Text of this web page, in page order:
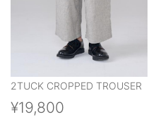
2TUCK CROPPED TROUSER
¥19,800